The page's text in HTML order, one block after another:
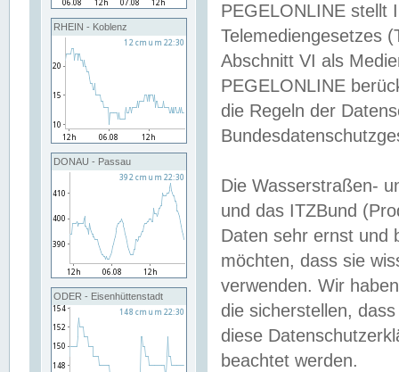
RHEIN - Koblenz
DONAU - Passau
ODER - Eisenhüttenstadt
PEGELONLINE stellt
Telemediengesetzes
Abschnitt VI als
PEGELONLINE
die Regeln der
Die Wasserstraßen-
und das ITZBund
Daten sehr ernst und
möchten, dass sie
verwenden. Wir
die sicherstellen,
diese
beachtet werden.